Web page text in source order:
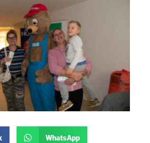
WhatsApp